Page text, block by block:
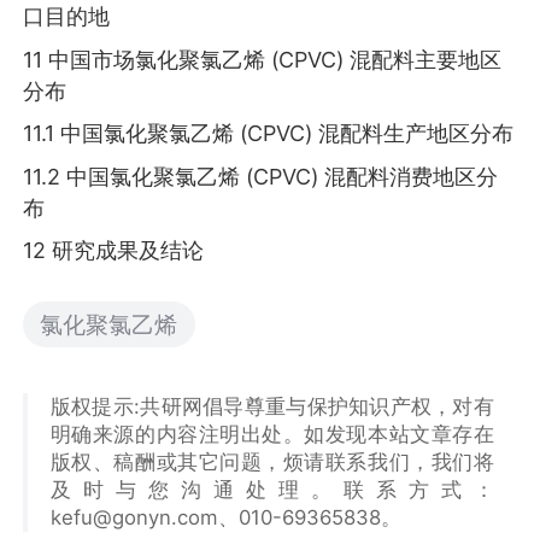
口目的地
11 中国市场氯化聚氯乙烯 (CPVC) 混配料主要地区
分布
11.1 中国氯化聚氯乙烯 (CPVC) 混配料生产地区分布
11.2 中国氯化聚氯乙烯 (CPVC) 混配料消费地区分
布
12 研究成果及结论
氯化聚氯乙烯
版权提示:共研网倡导尊重与保护知识产权，对有
明确来源的内容注明出处。如发现本站文章存在
版权、稿酬或其它问题，烦请联系我们，我们将
及时与您沟通处理。联系方式：
kefu@gonyn.com、010-69365838。